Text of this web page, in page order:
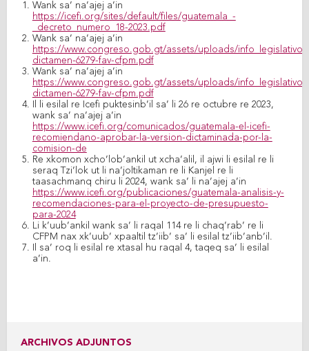
Wank sa’ na’ajej a’in
https://icefi.org/sites/default/files/guatemala_-
_decreto_numero_18-2023.pdf
Wank sa’ na’ajej a’in
https://www.congreso.gob.gt/assets/uploads/info_legislativo/
dictamen-6279-fav-cfpm.pdf
Wank sa’ na’ajej a’in
https://www.congreso.gob.gt/assets/uploads/info_legislativo/
dictamen-6279-fav-cfpm.pdf
Il li esilal re Icefi puktesinb’il sa’ li 26 re octubre re 2023,
wank sa’ na’ajej a’in
https://www.icefi.org/comunicados/guatemala-el-icefi-
recomiendano-aprobar-la-version-dictaminada-por-la-
comision-de
Re xkomon xcho’lob’ankil ut xcha’alil, il ajwi li esilal re li
seraq Tzi’lok ut li na’joltikaman re li Kanjel re li
taasachmanq chiru li 2024, wank sa’ li na’ajej a’in
https://www.icefi.org/publicaciones/guatemala-analisis-y-
recomendaciones-para-el-proyecto-de-presupuesto-
para-2024
Li k’uub’ankil wank sa’ li raqal 114 re li chaq’rab’ re li
CFPM nax xk’uub’ xpaaltil tz’iib’ sa’ li esilal tz’iib’anb’il.
Il sa’ roq li esilal re xtasal hu raqal 4, taqeq sa’ li esilal
a’in.
ARCHIVOS ADJUNTOS